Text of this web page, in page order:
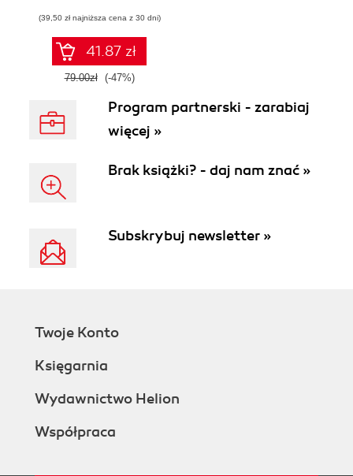
neuronowe
(39,50 zł najniższa cena z 30 dni)
41.87 zł
79.00zł (-47%)
Program partnerski - zarabiaj
więcej »
Brak książki? - daj nam znać »
Subskrybuj newsletter »
Twoje Konto
Księgarnia
Wydawnictwo Helion
Współpraca